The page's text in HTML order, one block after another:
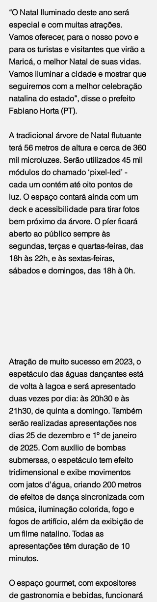
“O Natal Iluminado deste ano será
especial e com muitas atrações.
Vamos oferecer, para o nosso povo e
para os turistas e visitantes que virão a
Maricá, o melhor Natal de suas vidas.
Vamos iluminar a cidade e mostrar que
seguiremos com a melhor celebração
natalina do estado”, disse o prefeito
Fabiano Horta (PT).
A tradicional árvore de Natal flutuante
terá 56 metros de altura e cerca de 360
mil microluzes. Serão utilizados 45 mil
módulos do chamado ‘pixel-led’ -
cada um contém até oito pontos de
luz. O espaço contará ainda com um
deck e acessibilidade para tirar fotos
bem próximo da árvore. O píer ficará
aberto ao público sempre às
segundas, terças e quartas-feiras, das
18h às 22h, e às sextas-feiras,
sábados e domingos, das 18h à 0h.
Atração de muito sucesso em 2023, o
espetáculo das águas dançantes está
de volta à lagoa e será apresentado
duas vezes por dia: às 20h30 e às
21h30, de quinta a domingo. Também
serão realizadas apresentações nos
dias 25 de dezembro e 1º de janeiro
de 2025. Com auxílio de bombas
submersas, o espetáculo tem efeito
tridimensional e exibe movimentos
com jatos d'água, criando 200 metros
de efeitos de dança sincronizada com
música, iluminação colorida, fogo e
fogos de artifício, além da exibição de
um filme natalino. Todas as
apresentações têm duração de 10
minutos.
O espaço gourmet, com expositores
de gastronomia e bebidas, funcionará